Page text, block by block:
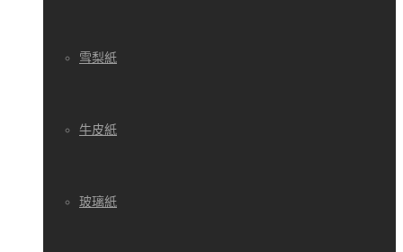
雪梨紙
牛皮紙
玻璃紙